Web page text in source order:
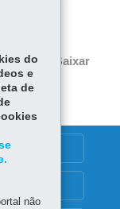
ts
p
Baixar
do
e
de
não